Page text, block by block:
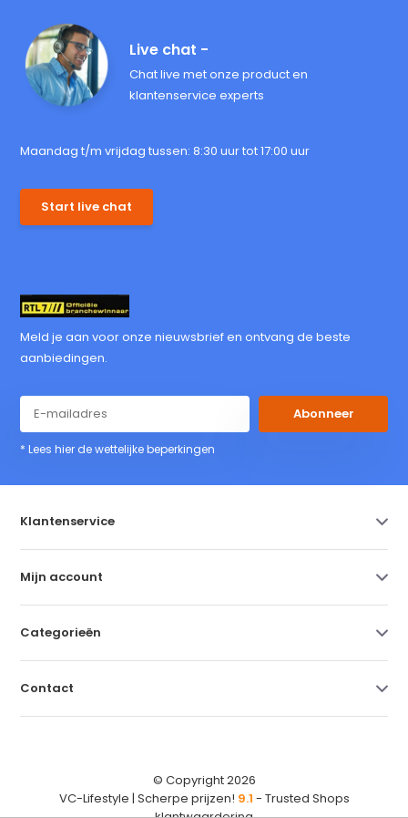
Live chat -
Chat live met onze product en
klantenservice experts
Maandag t/m vrijdag tussen: 8:30 uur tot 17:00 uur
Start live chat
Meld je aan voor onze nieuwsbrief en ontvang de beste
aanbiedingen.
Abonneer
* Lees hier de wettelijke beperkingen
Klantenservice
Mijn account
Categorieën
Contact
© Copyright 2026
VC-Lifestyle | Scherpe prijzen! 9.1 - Trusted Shops